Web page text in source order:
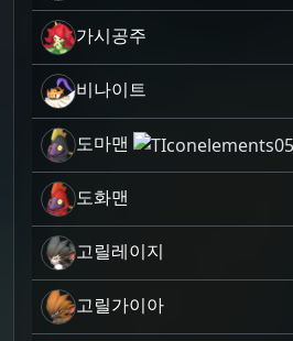
가시공주
비나이트
도마맨
도화맨
고릴레이지
고릴가이아